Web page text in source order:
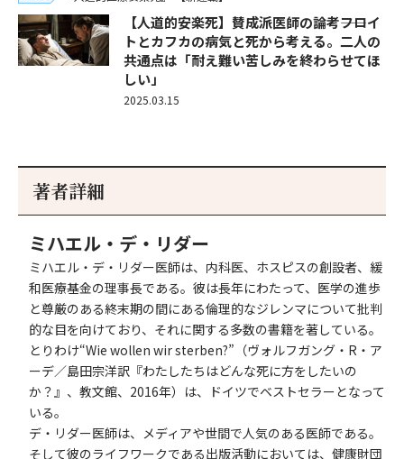
【人道的安楽死】賛成派医師の論考――フロイ
トとカフカの病気と死から考える。二人の
共通点は「耐え難い苦しみを終わらせてほ
しい」
2025.03.15
著者詳細
ミハエル・デ・リダー
ミハエル・デ・リダー医師は、内科医、ホスピスの創設者、緩
和医療基金の理事長である。彼は長年にわたって、医学の進歩
と尊厳のある終末期の間にある倫理的なジレンマについて批判
的な目を向けており、それに関する多数の書籍を著している。
とりわけ“Wie wollen wir sterben?”（ヴォルフガング・R・ア
ーデ／島田宗洋訳『わたしたちはどんな死に方をしたいの
か？』、教文館、2016年）は、ドイツでベストセラーとなって
いる。
デ・リダー医師は、メディアや世間で人気のある医師である。
そして彼のライフワークである出版活動においては、健康財団